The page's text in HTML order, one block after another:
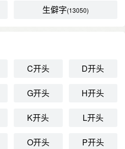
生僻字(13050)
C开头 D开头
G开头 H开头
K开头 L开头
O开头 P开头